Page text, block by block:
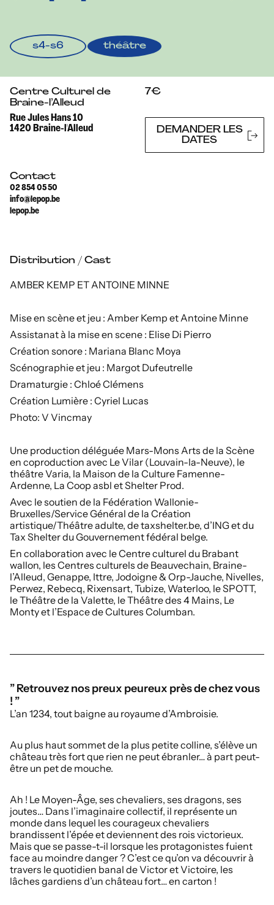
s4-s6 théâtre
Centre Culturel de
Braine-l’Alleud
Rue Jules Hans 10
1420 Braine-l'Alleud
7€
DEMANDER LES
DATES
Contact
02 854 05 50
info@lepop.be
lepop.be
Distribution / Cast
AMBER KEMP ET ANTOINE MINNE
Mise en scène et jeu : Amber Kemp et Antoine Minne
Assistanat à la mise en scene : Elise Di Pierro
Création sonore : Mariana Blanc Moya
Scénographie et jeu : Margot Dufeutrelle
Dramaturgie : Chloé Clémens
Création Lumière : Cyriel Lucas
Photo: V Vincmay
Une production déléguée Mars-Mons Arts de la Scène
en coproduction avec Le Vilar (Louvain-la-Neuve), le
théâtre Varia, la Maison de la Culture Famenne-
Ardenne, La Coop asbl et Shelter Prod.
Avec le soutien de la Fédération Wallonie-
Bruxelles/Service Général de la Création
artistique/Théâtre adulte, de taxshelter.be, d’ING et du
Tax Shelter du Gouvernement fédéral belge.
En collaboration avec le Centre culturel du Brabant
wallon, les Centres culturels de Beauvechain, Braine-
l’Alleud, Genappe, Ittre, Jodoigne & Orp-Jauche, Nivelles,
Perwez, Rebecq, Rixensart, Tubize, Waterloo, le SPOTT,
le Théâtre de la Valette, le Théâtre des 4 Mains, Le
Monty et l’Espace de Cultures Columban.
” Retrouvez nos preux peureux près de chez vous
! ”
L’an 1234, tout baigne au royaume d’Ambroisie.
Au plus haut sommet de la plus petite colline, s’élève un
château très fort que rien ne peut ébranler… à part peut-
être un pet de mouche.
Ah ! Le Moyen-Âge, ses chevaliers, ses dragons, ses
joutes… Dans l’imaginaire collectif, il représente un
monde dans lequel les courageux chevaliers
brandissent l’épée et deviennent des rois victorieux.
Mais que se passe-t-il lorsque les protagonistes fuient
face au moindre danger ? C’est ce qu’on va découvrir à
travers le quotidien banal de Victor et Victoire, les
lâches gardiens d’un château fort… en carton !